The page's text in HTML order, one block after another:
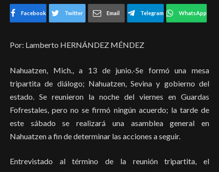
Facebook Twitter Email Telegram WhatsApp
Por: Lamberto HERNÁNDEZ MÉNDEZ
Nahuatzen, Mich., a 13 de junio.-Se formó una mesa
tripartita de diálogo; Nahuatzen, Sevina y gobierno del
estado. Se reunieron la noche del viernes en Guardas
Fofrestales, pero no se firmó ningún acuerdo; la tarde de
este sábado se realizará una asamblea general en
Nahuatzen a fin de determinar las acciones a seguir.
Entrevistado al término de la reunión tripartita, el